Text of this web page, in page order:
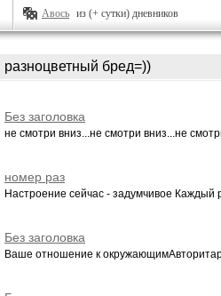
Авось из (+ сутки) дневников
разноцветный бред=))
Без заголовка
не смотри вниз...не смотри вниз...не
номер раз
Настроение сейчас - задумчивое Каждый
Без заголовка
Ваше отношение к